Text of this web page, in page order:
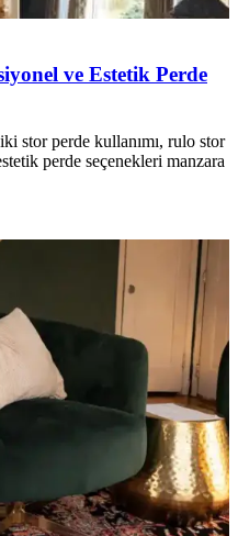
ve Estetik Perde
stor perde kullanımı, rulo stor
perde seçenekleri manzara